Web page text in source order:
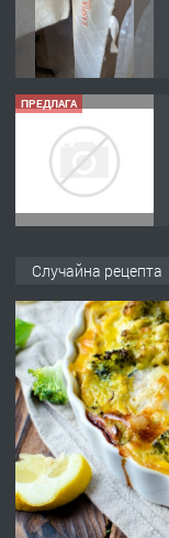
ПРЕДЛАГА
ПРЕДЛАГА
Случайна рецепта